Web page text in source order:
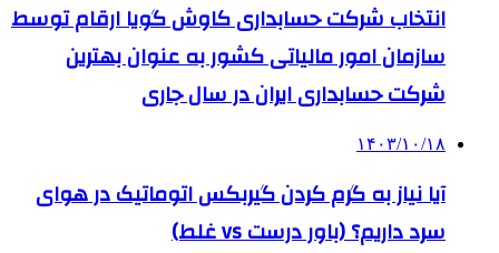
انتخاب شرکت حسابداری کاوش گویا ارقام توسط
سازمان امور مالیاتی کشور به عنوان بهترین
شرکت حسابداری ایران در سال جاری
۱۴۰۳/۱۰/۱۸
آیا نیاز به گرم کردن گیربکس اتوماتیک در هوای
سرد داریم؟ (باور درست vs غلط)